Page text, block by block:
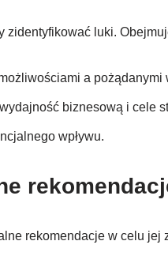
zidentyfikować luki.
a pożądanymi
biznesową i cele
wpływu.
rekomendacje w celu jej